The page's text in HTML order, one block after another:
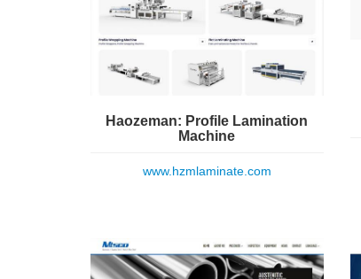
Haozeman: Profile Lamination
Machine
www.hzmlaminate.com